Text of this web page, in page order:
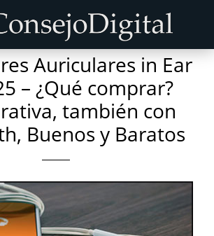
Auriculares in Ear
– ¿Qué comprar?
también con
Buenos y Baratos